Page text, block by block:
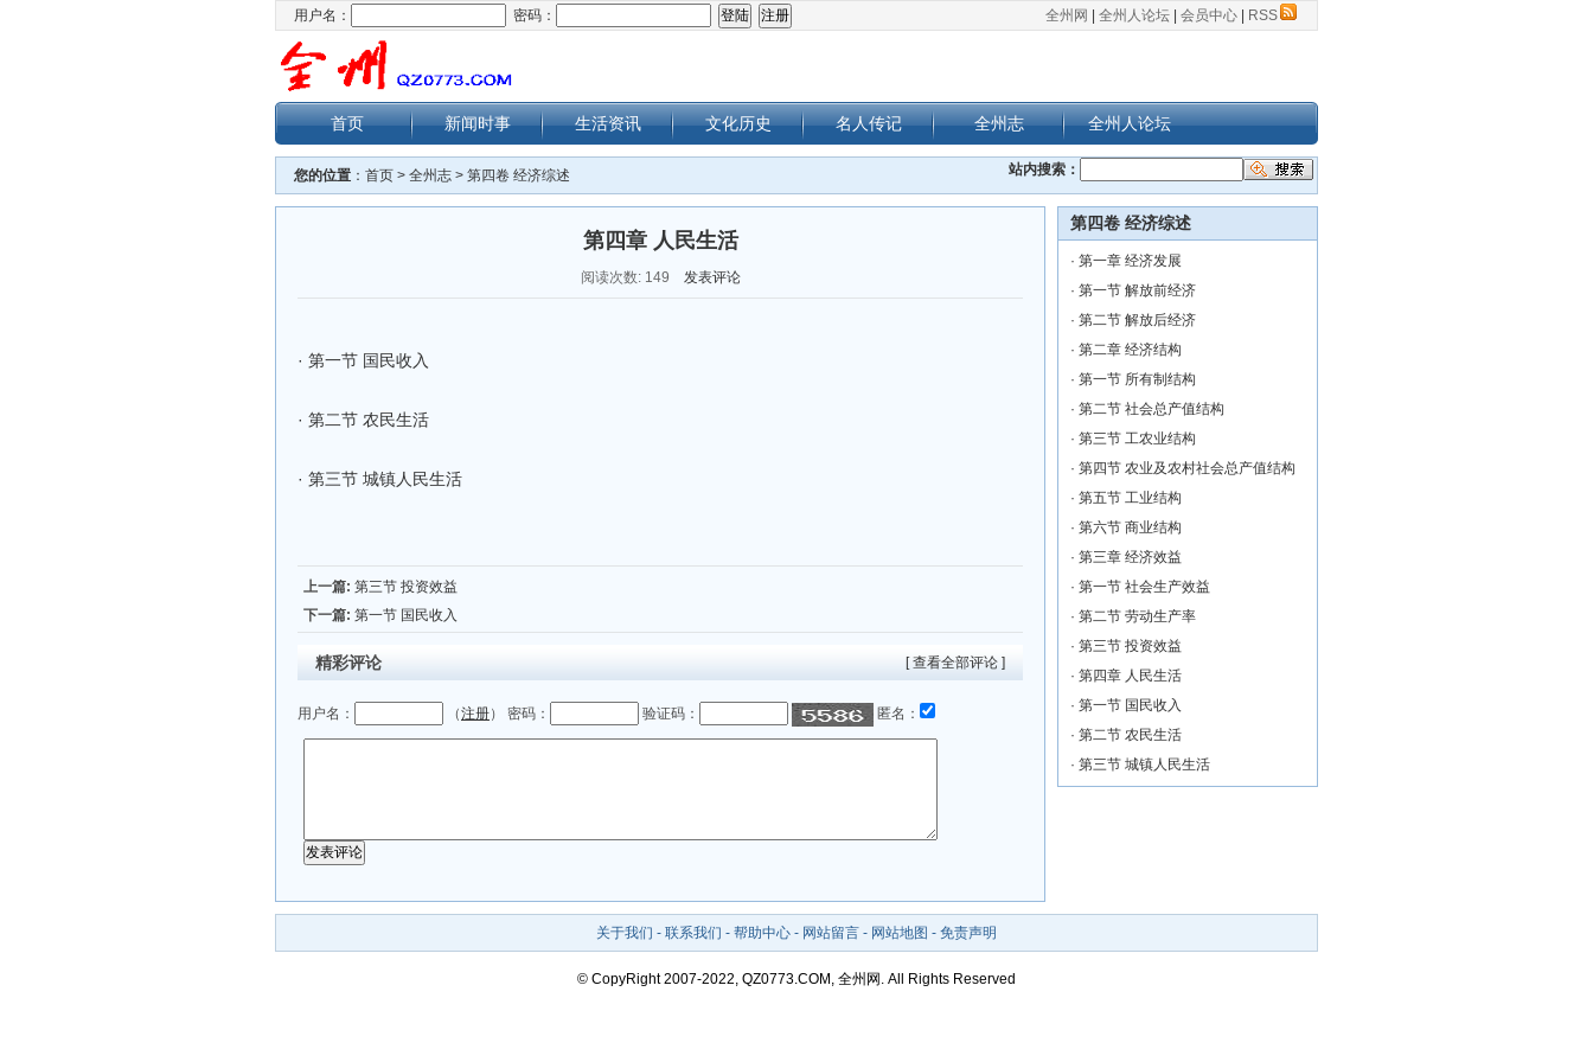
全州网 全州人论坛 会员中心 RSS
用户名： 密码：
首页 新闻时事 生活资讯 文化历史 名人传记 全州志 全州人论坛
您的位置 ： 首页 > 全州志 > 第四卷 经济综述 站内搜索：
第四章 人民生活
阅读次数: 149 发表评论
· 第一节 国民收入
· 第二节 农民生活
· 第三节 城镇人民生活
上一篇: 第三节 投资效益
下一篇: 第一节 国民收入
[ 查看全部评论 ]
精彩评论
用户名： （注册） 密码： 验证码： 匿名：
第四卷 经济综述
· 第一章 经济发展
· 第一节 解放前经济
· 第二节 解放后经济
· 第二章 经济结构
· 第一节 所有制结构
· 第二节 社会总产值结构
· 第三节 工农业结构
· 第四节 农业及农村社会总产值结构
· 第五节 工业结构
· 第六节 商业结构
· 第三章 经济效益
· 第一节 社会生产效益
· 第二节 劳动生产率
· 第三节 投资效益
· 第四章 人民生活
· 第一节 国民收入
· 第二节 农民生活
· 第三节 城镇人民生活
关于我们 - 联系我们 - 帮助中心 - 网站留言 - 网站地图 - 免责声明
© CopyRight 2007-2022, QZ0773.COM, 全州网. All Rights Reserved